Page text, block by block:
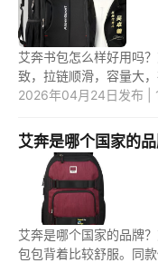
艾奔书包怎么样好用吗
致，拉链顺滑，容量大
是名牌吗？是的，艾奔
2026年04月24日发布 |
艾奔是哪个国家的
艾奔是哪个国家的品牌
包包背着比较舒服。同